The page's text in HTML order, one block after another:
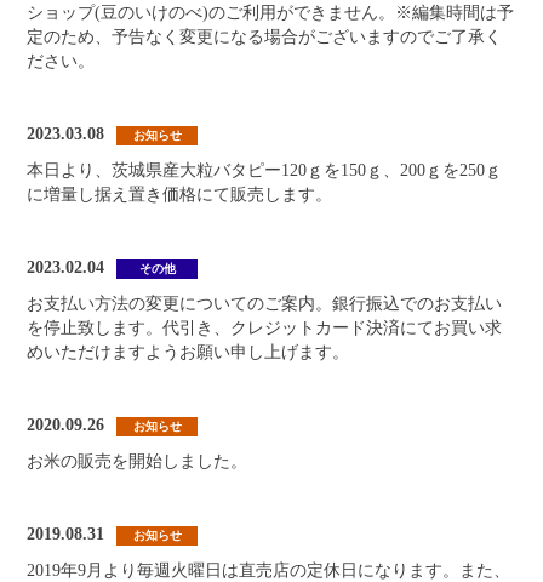
ショップ(豆のいけのべ)のご利用ができません。※編集時間は予
定のため、予告なく変更になる場合がございますのでご了承く
ださい。
2023.03.08 お知らせ
本日より、茨城県産大粒バタピー120ｇを150ｇ、200ｇを250ｇ
に増量し据え置き価格にて販売します。
2023.02.04 その他
お支払い方法の変更についてのご案内。銀行振込でのお支払い
を停止致します。代引き、クレジットカード決済にてお買い求
めいただけますようお願い申し上げます。
2020.09.26 お知らせ
お米の販売を開始しました。
2019.08.31 お知らせ
2019年9月より毎週火曜日は直売店の定休日になります。また、